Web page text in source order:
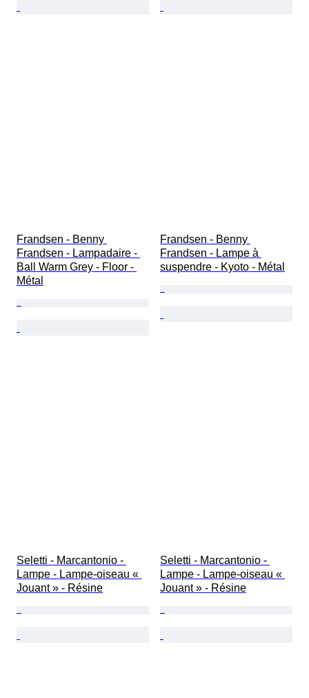
Frandsen - Benny
Frandsen - Lampadaire -
Ball Warm Grey - Floor -
Métal
Frandsen - Benny
Frandsen - Lampe à
suspendre - Kyoto - Métal
Seletti - Marcantonio -
Lampe - Lampe-oiseau «
Jouant » - Résine
Seletti - Marcantonio -
Lampe - Lampe-oiseau «
Jouant » - Résine